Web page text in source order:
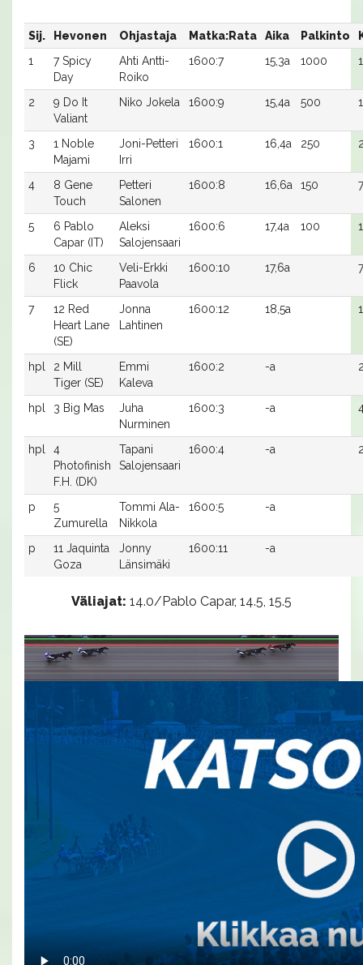
Sij. Hevonen Ohjastaja Matka:Rata Aika Palkinto
1
7 Spicy
Day
Ahti Antti-
Roiko
1600:7 15,3a 1000
2
9 Do It
Valiant
Niko Jokela 1600:9 15,4a 500
3
1 Noble
Majami
Joni-Petteri
Irri
1600:1 16,4a 250
4
8 Gene
Touch
Petteri
Salonen
1600:8 16,6a 150
5
6 Pablo
Capar (IT)
Aleksi
Salojensaari
1600:6 17,4a 100
6
10 Chic
Flick
Veli-Erkki
Paavola
1600:10 17,6a
7
12 Red
Heart Lane
(SE)
Jonna
Lahtinen
1600:12 18,5a
hpl
2 Mill
Tiger (SE)
Emmi
Kaleva
1600:2 -a
hpl 3 Big Mas
Juha
Nurminen
1600:3 -a
hpl
4
Photofinish
F.H. (DK)
Tapani
Salojensaari
1600:4 -a
p
5
Zumurella
Tommi Ala-
Nikkola
1600:5 -a
p
11 Jaquinta
Goza
Jonny
Länsimäki
1600:11 -a
Väliajat: 14.0/Pablo Capar, 14.5, 15.5